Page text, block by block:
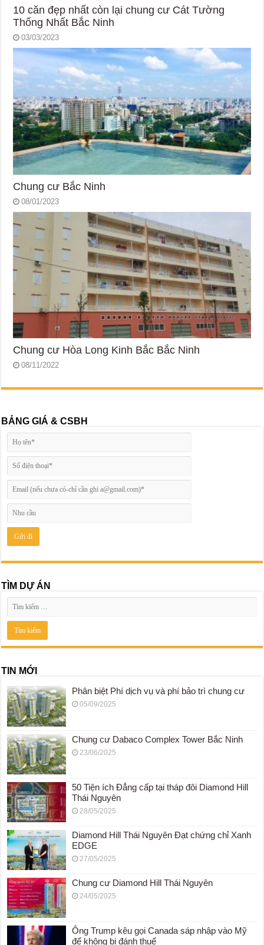
10 căn đẹp nhất còn lại chung cư Cát Tường
Thống Nhất Bắc Ninh
03/03/2023
Chung cư Bắc Ninh
08/01/2023
Chung cư Hòa Long Kinh Bắc Bắc Ninh
08/11/2022
BẢNG GIÁ & CSBH
TÌM DỰ ÁN
TIN MỚI
Phân biệt Phí dịch vụ và phí bảo trì chung cư
05/09/2025
Chung cư Dabaco Complex Tower Bắc Ninh
23/06/2025
50 Tiện ích Đẳng cấp tại tháp đôi Diamond Hill
Thái Nguyên
28/05/2025
Diamond Hill Thái Nguyên Đạt chứng chỉ Xanh
EDGE
27/05/2025
Chung cư Diamond Hill Thái Nguyên
24/05/2025
Ông Trump kêu gọi Canada sáp nhập vào Mỹ
để không bị đánh thuế